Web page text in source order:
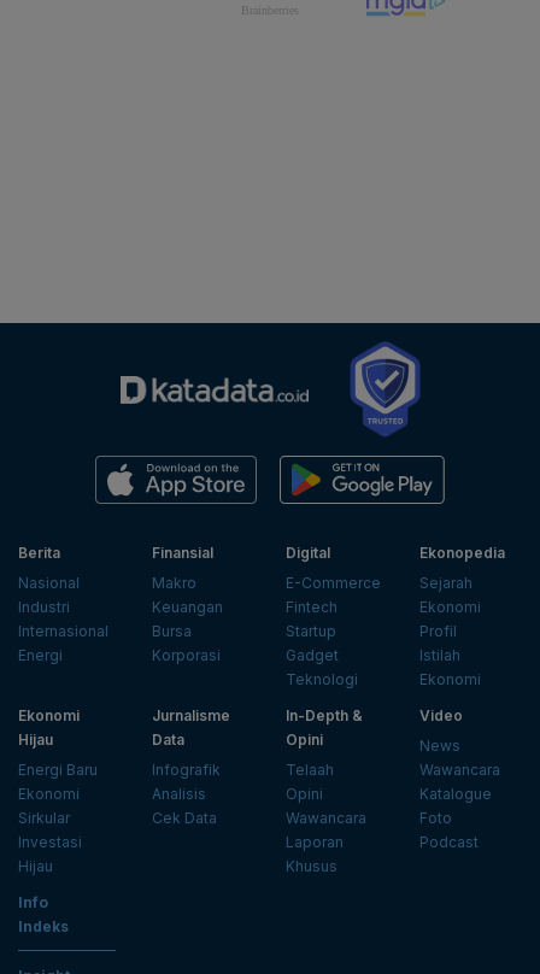
Berita
Nasional
Industri
Internasional
Energi
Finansial
Makro
Keuangan
Bursa
Korporasi
Digital
E-Commerce
Fintech
Startup
Gadget
Teknologi
Ekonopedia
Sejarah
Ekonomi
Profil
Istilah
Ekonomi
Ekonomi
Hijau
Energi Baru
Ekonomi
Sirkular
Investasi
Hijau
Jurnalisme
Data
Infografik
Analisis
Cek Data
In-Depth &
Opini
Telaah
Opini
Wawancara
Laporan
Khusus
Video
News
Wawancara
Katalogue
Foto
Podcast
Info
Indeks